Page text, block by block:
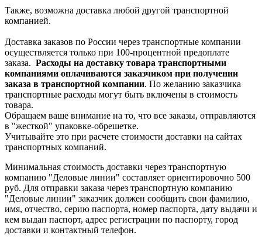
Также, возможна доставка любой другой транспортной
компанией.
Доставка заказов по России через транспортные компании
осуществляется только при 100-процентной предоплате
заказа. Расходы на доставку товара транспортными
компаниями оплачиваются заказчиком при получении
заказа в транспортной компании. По желанию заказчика
транспортные расходы могут быть включены в стоимость
товара.
Обращаем ваше внимание на то, что все заказы, отправляются
в "жесткой" упаковке-обрешетке.
Учитывайте это при расчете стоимости доставки на сайтах
транспортных компаний.
Минимальная стоимость доставки через транспортную
компанию "Деловые линии" составляет ориентировочно 500
руб. Для отправки заказа через транспортную компанию
"Деловые линии" заказчик должен сообщить свои фамилию,
имя, отчество, серию паспорта, номер паспорта, дату выдачи и
кем выдан паспорт, адрес регистрации по паспорту, город
доставки и контактный телефон.